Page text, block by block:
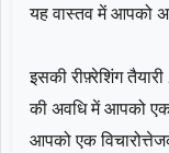
यह वास्तव में आपको
इसकी रीफ़्रेशिंग
की अवधि में आपको
आपको एक